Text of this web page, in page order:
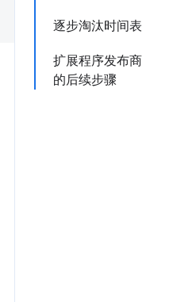
逐步淘汰时间表
扩展程序发布商
的后续步骤